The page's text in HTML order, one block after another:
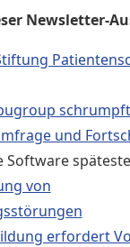
Newsletter-
und
Software
von
erfordert